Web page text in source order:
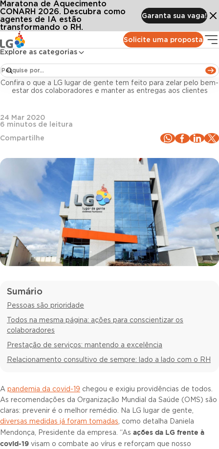
Solicite uma proposta
Explore as categorias
Maratona de Aquecimento
CONARH 2026. Descubra como
agentes de IA estão
transformando o RH.
Garanta sua vaga!
Conteúdos Blog LG
Ações da LG frente à covid-19: pessoas em primeiro lugar
Acontece na LG
Ações da LG frente à covid-19: pessoas em
primeiro lugar
Confira o que a LG lugar de gente tem feito para zelar pelo bem-
estar dos colaboradores e manter as entregas aos clientes
24 Mar 2020
6 minutos de leitura
Compartilhe
Sumário
Pessoas são prioridade
Todos na mesma página: ações para conscientizar os
colaboradores
Prestação de serviços: mantendo a excelência
Relacionamento consultivo de sempre: lado a lado com o RH
A pandemia da covid-19 chegou e exigiu providências de todos.
As recomendações da Organização Mundial da Saúde (OMS) são
claras: prevenir é o melhor remédio. Na LG lugar de gente,
diversas medidas já foram tomadas, como detalha Daniela
Mendonça, Presidente da empresa. “As ações da LG frente à
covid-19 visam o combate ao vírus e reforçam que nosso